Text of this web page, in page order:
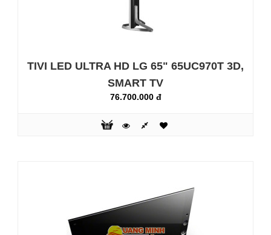
TIVI LED ULTRA HD LG 65" 65UC970T 3D,
SMART TV
76.700.000 đ